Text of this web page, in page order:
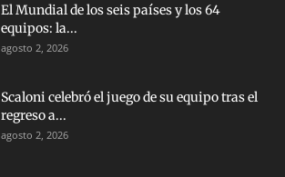
El Mundial de los seis países y los 64
equipos: la...
agosto 2, 2026
Scaloni celebró el juego de su equipo tras el
regreso a...
agosto 2, 2026